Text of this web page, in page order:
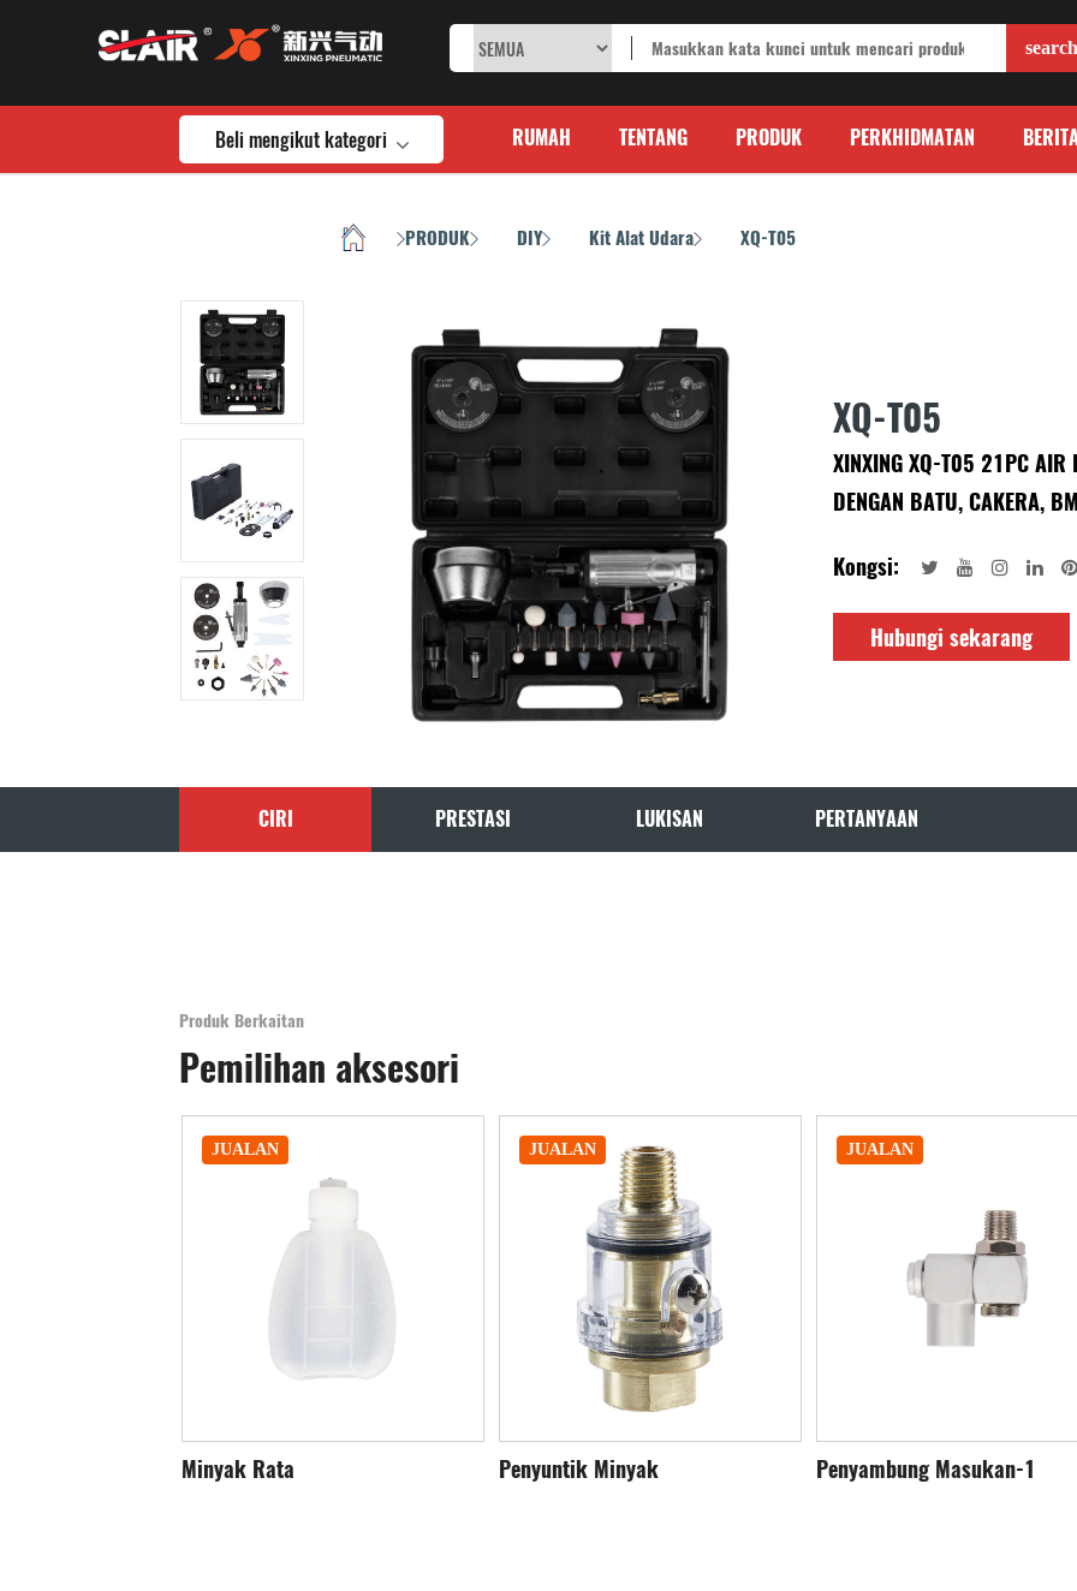
Beli mengikut kategori RUMAH TENTANG PRODUK PERKHIDMATAN
RUMAH PRODUK DIY Kit Alat Udara XQ-T05
XQ-T05
XINXING XQ-T05 21PC AIR
DENGAN BATU, CAKERA,
Kongsi:
Hubungi sekarang
CIRI PRESTASI LUKISAN PERTANYAAN
Produk Berkaitan
Pemilihan aksesori
JUALAN
Penyuntik Minyak
JUALAN
Penyambung Masukan-1
JUALAN
Penyambung Masuk-2